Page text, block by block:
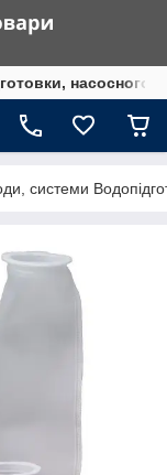
насосного
системи